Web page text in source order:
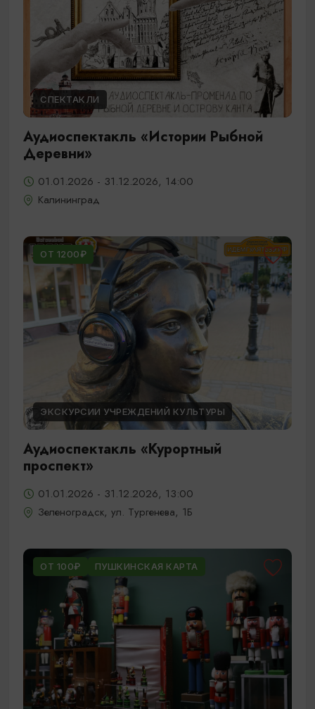
СПЕКТАКЛИ
Аудиоспектакль «Истории Рыбной
Деревни»
01.01.2026 - 31.12.2026, 14:00
Калининград
ОТ 1200₽
ЭКСКУРСИИ УЧРЕЖДЕНИЙ КУЛЬТУРЫ
Аудиоспектакль «Курортный
проспект»
01.01.2026 - 31.12.2026, 13:00
Зеленоградск, ул. Тургенева, 1Б
ОТ 100₽ ПУШКИНСКАЯ КАРТА